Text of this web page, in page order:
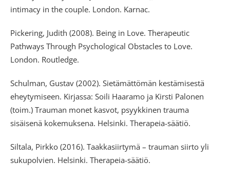
intimacy in the couple. London. Karnac.
Pickering, Judith (2008). Being in Love. Therapeutic
Pathways Through Psychological Obstacles to Love.
London. Routledge.
Schulman, Gustav (2002). Sietämättömän kestämisestä
eheytymiseen. Kirjassa: Soili Haaramo ja Kirsti Palonen
(toim.) Trauman monet kasvot, psyykkinen trauma
sisäisenä kokemuksena. Helsinki. Therapeia-säätiö.
Siltala, Pirkko (2016). Taakkasiirtymä – trauman siirto yli
sukupolvien. Helsinki. Therapeia-säätiö.